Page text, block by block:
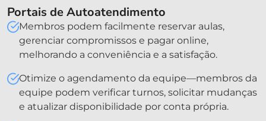
Portais de Autoatendimento
Membros podem facilmente reservar aulas,
gerenciar compromissos e pagar online,
melhorando a conveniência e a satisfação.
Otimize o agendamento da equipe—membros da
equipe podem verificar turnos, solicitar mudanças
e atualizar disponibilidade por conta própria.